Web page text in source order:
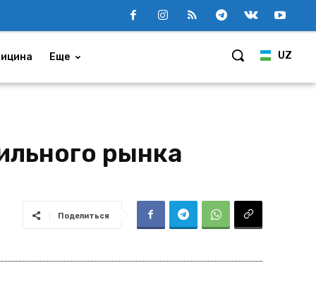
UZ
Еще
рынка
Поделиться